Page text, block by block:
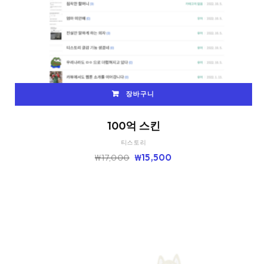
장바구니
100억 스킨
티스토리
₩17,000 원
₩15,500